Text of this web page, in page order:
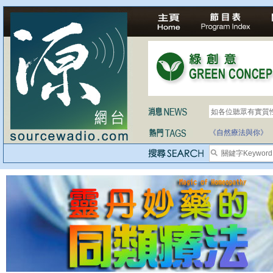
如各位聽眾有實質
《自然療法與你》